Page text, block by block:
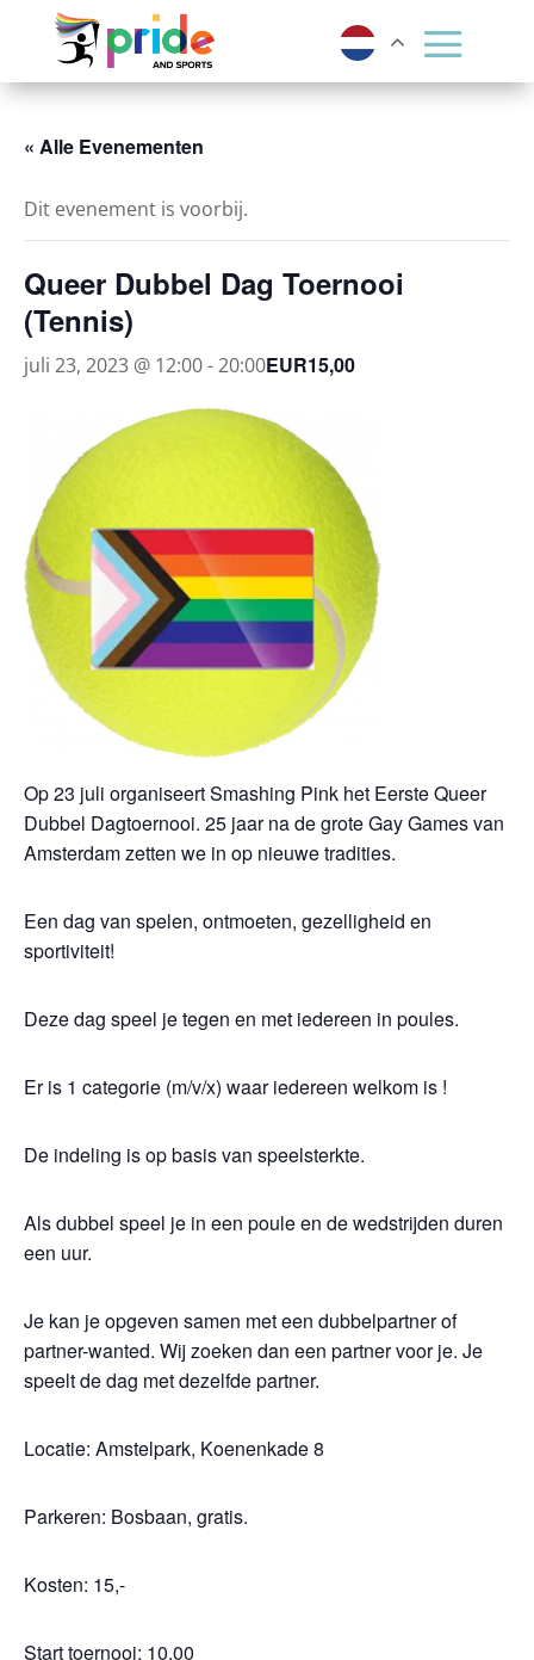
« Alle Evenementen
Dit evenement is voorbij.
Queer Dubbel Dag Toernooi
(Tennis)
juli 23, 2023 @ 12:00-20:00EUR15,00
Op 23 juli organiseert Smashing Pink het Eerste Queer
Dubbel Dagtoernooi. 25 jaar na de grote Gay Games van
Amsterdam zetten we in op nieuwe tradities.
Een dag van spelen, ontmoeten, gezelligheid en
sportiviteit!
Deze dag speel je tegen en met iedereen in poules.
Er is 1 categorie (m/v/x) waar iedereen welkom is !
De indeling is op basis van speelsterkte.
Als dubbel speel je in een poule en de wedstrijden duren
een uur.
Je kan je opgeven samen met een dubbelpartner of
partner-wanted. Wij zoeken dan een partner voor je. Je
speelt de dag met dezelfde partner.
Locatie: Amstelpark, Koenenkade 8
Parkeren: Bosbaan, gratis.
Kosten: 15,-
Start toernooi: 10.00